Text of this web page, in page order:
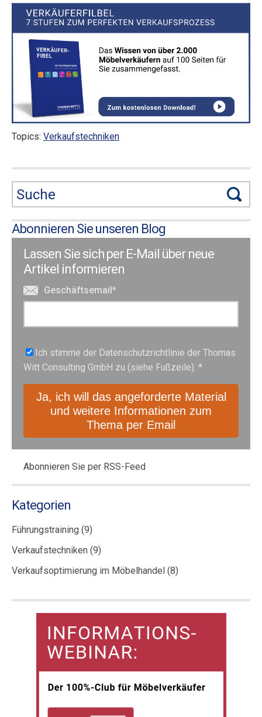
Topics: Verkaufstechniken
Abonnieren Sie unseren Blog
Lassen Sie sich per E-Mail über neue
Artikel informieren
Geschäftsemail *
Ich stimme der Datenschutzrichtlinie der Thomas
Witt Consulting GmbH zu (siehe Fußzeile). *
Abonnieren Sie per RSS-Feed
Kategorien
Führungstraining (9)
Verkaufstechniken (9)
Verkaufsoptimierung im Möbelhandel (8)